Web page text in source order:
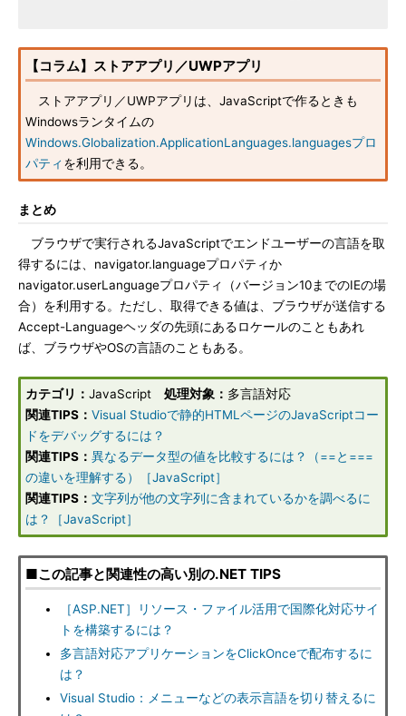
【コラム】ストアアプリ／UWPアプリ
ストアアプリ／UWPアプリは、JavaScriptで作るときも
Windowsランタイムの
Windows.Globalization.ApplicationLanguages.languagesプロ
パティ を利用できる。
まとめ
ブラウザで実行されるJavaScriptでエンドユーザーの言語を取
得するには、navigator.languageプロパティか
navigator.userLanguageプロパティ（バージョン10までのIEの場
合）を利用する。ただし、取得できる値は、ブラウザが送信する
Accept-Languageヘッダの先頭にあるロケールのこともあれ
ば、ブラウザやOSの言語のこともある。
カテゴリ： JavaScript 処理対象： 多言語対応
関連TIPS： Visual Studioで静的HTMLページのJavaScriptコー
ドをデバッグするには？
関連TIPS： 異なるデータ型の値を比較するには？（==と===
の違いを理解する）［JavaScript］
関連TIPS： 文字列が他の文字列に含まれているかを調べるに
は？［JavaScript］
■この記事と関連性の高い別の.NET TIPS
［ASP.NET］リソース・ファイル活用で国際化対応サイ
トを構築するには？
多言語対応アプリケーションをClickOnceで配布するに
は？
Visual Studio：メニューなどの表示言語を切り替えるに